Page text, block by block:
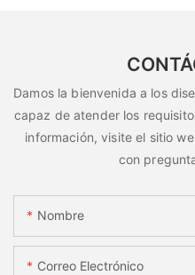
Damos la bienvenida a los
capaz de atender los
información, visite el sitio
con
Nombre
Correo Electrónico